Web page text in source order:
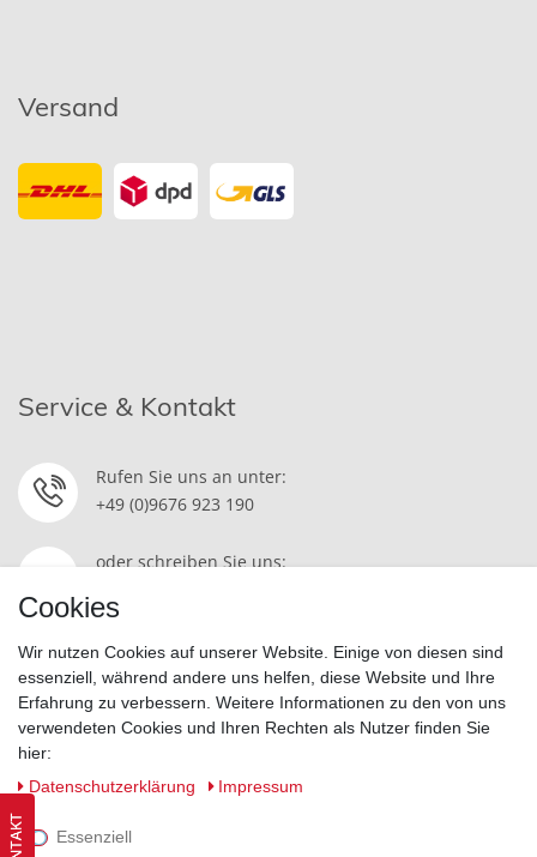
Versand
Service & Kontakt
Rufen Sie uns an unter:
+49 (0)9676 923 190
oder schreiben Sie uns:
Widerrufsrecht | Datenschutzerklärung | AGB | Impressum
Cookies
Wir nutzen Cookies auf unserer Website. Einige von diesen sind
essenziell, während andere uns helfen, diese Website und Ihre
Erfahrung zu verbessern. Weitere Informationen zu den von uns
verwendeten Cookies und Ihren Rechten als Nutzer finden Sie
hier:
Daten­schutz­erklärung
Impressum
Essenziell